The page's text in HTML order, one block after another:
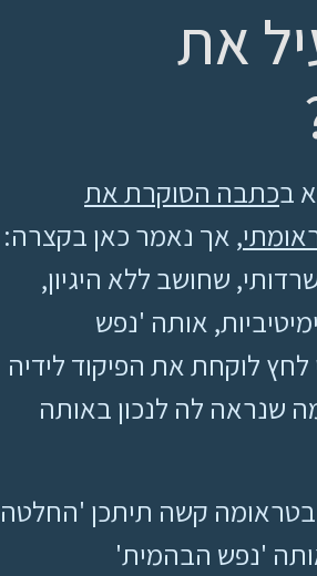
את
בכתבה הסוקרת את
, אך נאמר כאן בקצרה:
שחושב ללא היגיון,
אותה 'נפש
לוקחת את הפיקוד לידיה
שנראה לה לנכון באותה
קשה תיתכן 'החלטה
'נפש הבהמית'